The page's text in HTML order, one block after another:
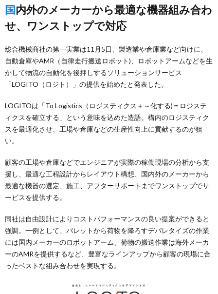
国内外のメーカーから最適な機器組み合わ
せ、ワンストップで対応
総合機械商社の第一実業は11月5日、製造業や倉庫業など向けに、
自動倉庫やAMR（自律走行搬送ロボット)、ロボットアームなどを生
かして物流の自動化を後押しするソリューションサービス
「LOGITO（ロジト）」の提供を始めたと発表した。
LOGITOは「To Logistics（ロジスティクス＋～化する)＝ロジステ
ィクスを確立する」という意味を込めた造語。構内のロジスティク
スを最適化させ、工場や倉庫などの生産性向上に貢献するのが狙
い。
顧客の工場や倉庫などでエンジニアが実際の稼働現場の分析から支
援し、最適な工程設計からレイアウト構想、国内外のメーカーから
最適な機器の選定、施工、アフターサポートまでワンストップでサ
ービスを提供する。
同社は自由設計によりコストパフォーマンスの良い提案ができると
強調。一例として、パレットから荷物を降ろすデパレタイズの作業
には国内メーカーのロボットアーム、荷物の搬送作業は海外メーカ
ーのAMRを提供するなど、豊富なラインアップから顧客の現場に合
ったベストな組み合わせを実現する。